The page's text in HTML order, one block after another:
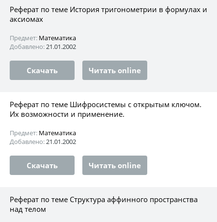
Реферат по теме История тригонометрии в формулах и
аксиомах
Предмет: Математика
Добавлено:21.01.2002
Скачать Читать online
Реферат по теме Шифросистемы с открытым ключом.
Их возможности и применение.
Предмет: Математика
Добавлено:21.01.2002
Скачать Читать online
Реферат по теме Структура аффинного пространства
над телом